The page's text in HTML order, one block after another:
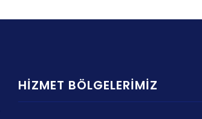
HIZMET BÖLGELERIMIZ